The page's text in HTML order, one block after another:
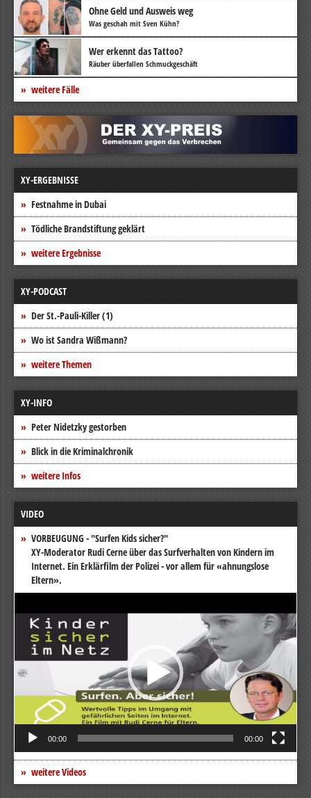
Ohne Geld und Ausweis weg
Was geschah mit Sven Kühn?
Wer erkennt das Tattoo?
Räuber überfallen Schmuckgeschäft
weitere Fälle
XY-ERGEBNISSE
Festnahme in Dubai
Tödliche Brandstiftung geklärt
weitere Ergebnisse
XY-PODCAST
Der St.-Pauli-Killer (1)
Wo ist Sandra Wißmann?
weitere Themen
XY-INFO
Peter Nidetzky gestorben
Blick in die Kriminalchronik
weitere Infos
VIDEO
VORBEUGUNG - "Surfen Kids sicher?"
XY-Moderator Rudi Cerne über das Surfverhalten von Kindern im
Internet. Ein Erklärfilm der Polizei - vor allem für «ahnungslose
Eltern».
Video-
00:00 00:00
weitere Videos